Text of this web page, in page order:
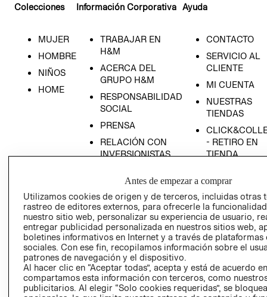
Colecciones
MUJER
HOMBRE
NIÑOS
HOME
Información Corporativa
TRABAJAR EN
H&M
ACERCA DEL
GRUPO H&M
RESPONSABILIDAD
SOCIAL
PRENSA
RELACIÓN CON
INVERSIONISTAS
EMPRESARIAL
Ayuda
CONTACTO
SERVICIO AL
CLIENTE
MI CUENTA
NUESTRAS
TIENDAS
- RETIRO EN
TIENDA
CONDICIONES
AVISO DE
PRIVACIDAD
GIFT CARD
AVISO DE
Antes de empezar a comprar
Utilizamos cookies de origen y de terceros, incluidas otras
rastreo de editores externos, para ofrecerle la
nuestro sitio web, personalizar su experiencia de usuario,
entregar publicidad personalizada en nuestros sitios web,
boletines informativos en Internet y a través de plataformas
sociales. Con ese fin, recopilamos información sobre el
patrones de navegación y el dispositivo.
Al hacer clic en “Aceptar todas”, acepta y está de acuerdo
compartamos esta información con terceros, como
publicitarios. Al elegir “Solo cookies requeridas”, se